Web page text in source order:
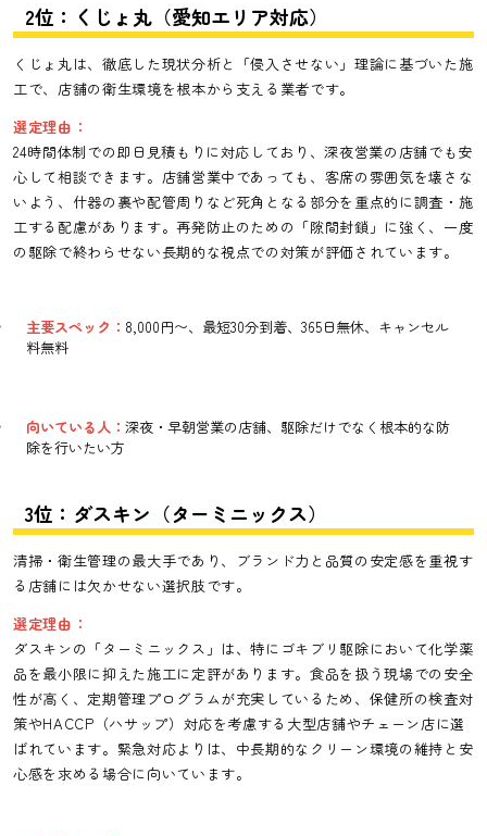
2位：くじょ丸（愛知エリア対応）
くじょ丸は、徹底した現状分析と「侵入させない」理論に基づいた施
工で、店舗の衛生環境を根本から支える業者です。
選定理由：
24時間体制での即日見積もりに対応しており、深夜営業の店舗でも安
心して相談できます。店舗営業中であっても、客席の雰囲気を壊さな
いよう、什器の裏や配管周りなど死角となる部分を重点的に調査・施
工する配慮があります。再発防止のための「隙間封鎖」に強く、一度
の駆除で終わらせない長期的な視点での対策が評価されています。
主要スペック： 8,000円〜、最短30分到着、365日無休、キャンセル
料無料
向いている人： 深夜・早朝営業の店舗、駆除だけでなく根本的な防
除を行いたい方
3位：ダスキン（ターミニックス）
清掃・衛生管理の最大手であり、ブランド力と品質の安定感を重視す
る店舗には欠かせない選択肢です。
選定理由：
ダスキンの「ターミニックス」は、特にゴキブリ駆除において化学薬
品を最小限に抑えた施工に定評があります。食品を扱う現場での安全
性が高く、定期管理プログラムが充実しているため、保健所の検査対
策やHACCP（ハサップ）対応を考慮する大型店舗やチェーン店に選
ばれています。緊急対応よりは、中長期的なクリーン環境の維持と安
心感を求める場合に向いています。